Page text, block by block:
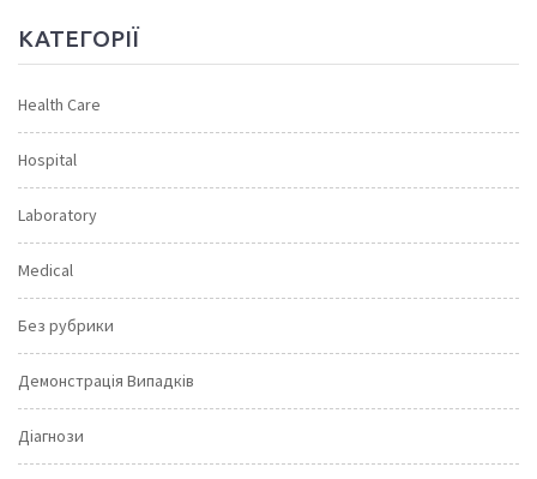
КАТЕГОРІЇ
Health Care
Hospital
Laboratory
Medical
Без рубрики
Демонстрація Випадків
Діагнози